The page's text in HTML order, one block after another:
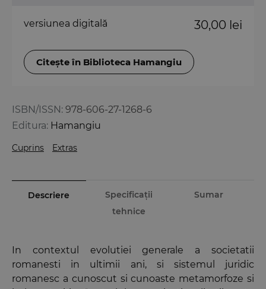
ISBN/ISSN: 978-606-27-1268-6
Editura: Hamangiu
Cuprins Extras
versiunea digitală 30,00 lei
Citește în Biblioteca Hamangiu
Descriere
Specificații
tehnice
Sumar
In contextul evolutiei generale a societatii
romanesti in ultimii ani, si sistemul juridic
romanesc a cunoscut si cunoaste metamorfoze si